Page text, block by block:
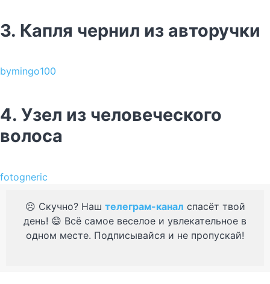
3. Капля чернил из авторучки
bymingo100
4. Узел из человеческого
волоса
fotogneric
☹️ Скучно? Наш телеграм-канал спасёт твой
день! 😄 Всё самое веселое и увлекательное в
одном месте. Подписывайся и не пропускай!